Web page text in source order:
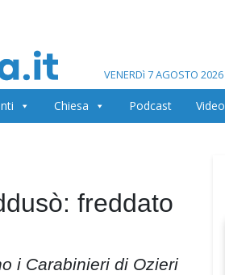
VENERDì 7 AGOSTO 2026
Chiesa Podcast Video
freddato
i Carabinieri di Ozieri